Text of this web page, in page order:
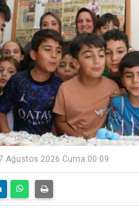
Ağustos 2026 Cuma 00:09